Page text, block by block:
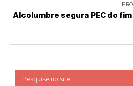
Alcolumbre segura PEC do fim